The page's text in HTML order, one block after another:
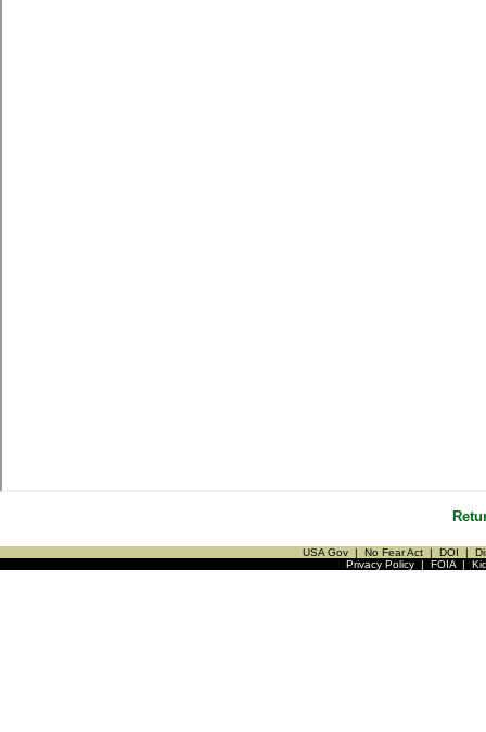
USA Gov | No Fear Act | DOI |
Privacy Policy| FOIA|